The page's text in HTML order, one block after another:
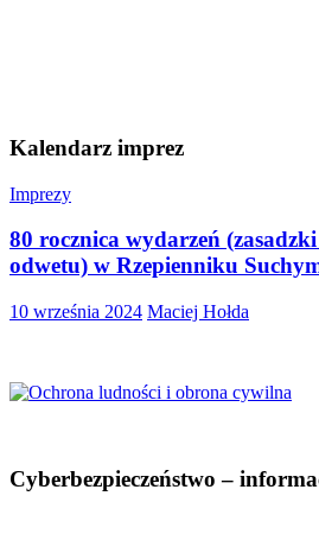
Kalendarz imprez
Imprezy
80 rocznica wydarzeń
odwetu) w Rzepienniku
10 września 2024 Maciej Hołda
Cyberbezpieczeństwo –